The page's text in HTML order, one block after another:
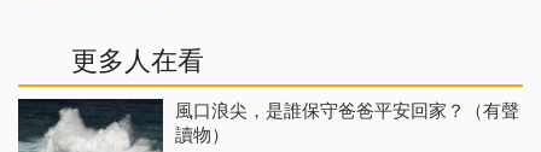
更多人在看
風口浪尖，是誰保守爸爸平安回家？（有聲
讀物）